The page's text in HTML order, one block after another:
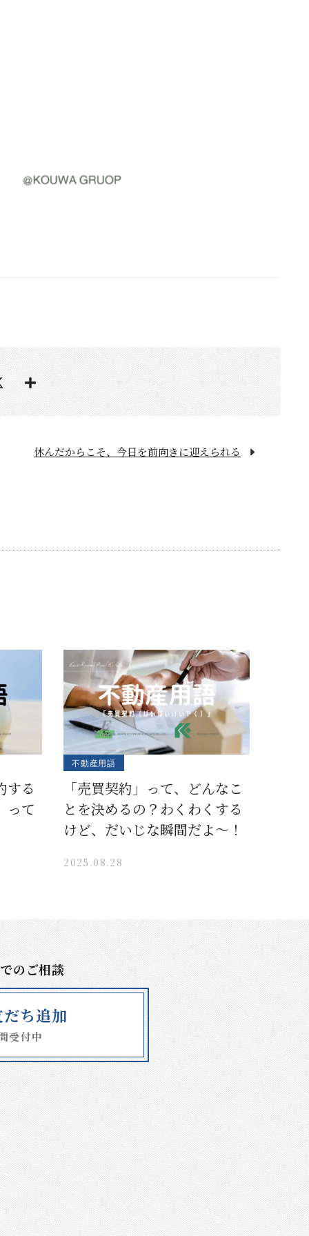
休んだからこそ、今日を前向きに迎えられる
する
って
不動産用語
「売買契約」って、どんなこ
とを決めるの？わくわくする
けど、だいじな瞬間だよ〜！
2025.08.28
のご相談
ち追加
受付中